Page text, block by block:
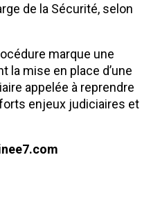
de la Sécurité, selon
marque une
la mise en place d’une
appelée à reprendre
enjeux judiciaires et